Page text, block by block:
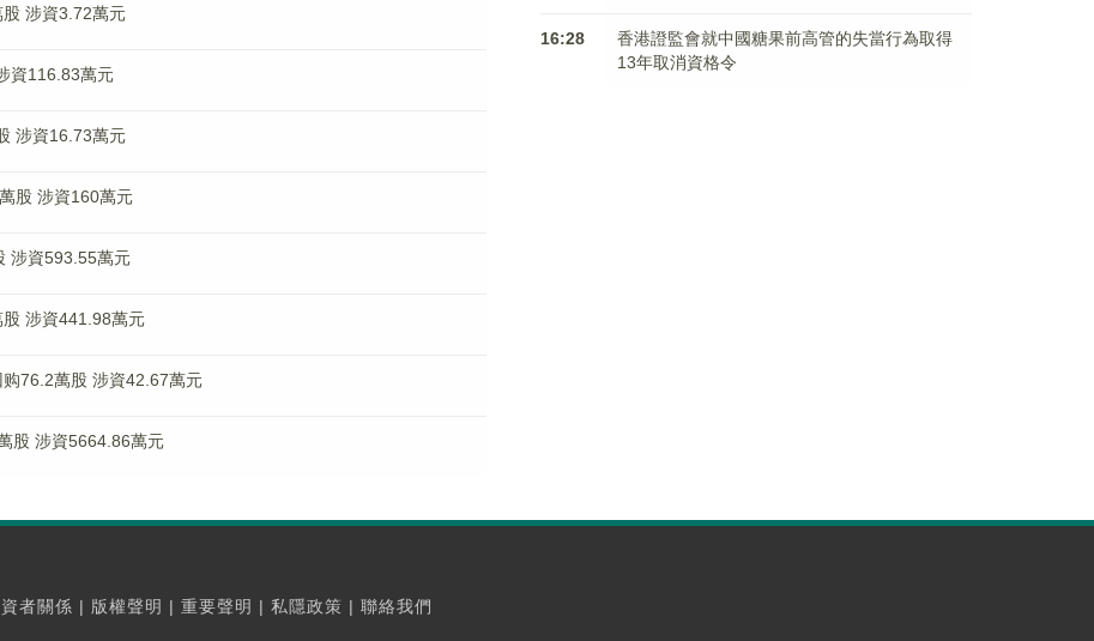
涉資3.72萬元
資116.83萬元
涉資16.73萬元
股 涉資160萬元
涉資593.55萬元
涉資441.98萬元
76.2萬股 涉資42.67萬元
股 涉資5664.86萬元
16:28
香港證監會就中國糖果前高管的失當行為取得
13年取消資格令
者關係 | 版權聲明 | 重要聲明 | 私隱政策 | 聯絡我們